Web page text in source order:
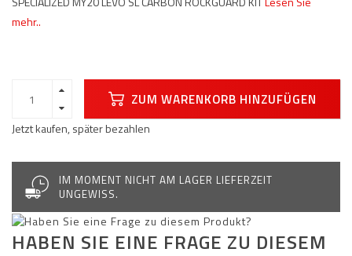
mehr..
ZUM WARENKORB HINZUFÜGEN
Jetzt kaufen, später bezahlen
IM MOMENT NICHT AM LAGER LIEFERZEIT
UNGEWISS.
HABEN SIE EINE FRAGE ZU DIESEM